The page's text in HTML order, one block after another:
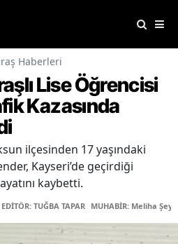
Haberleri
Lise Öğrencisi
Kazasında
ilçesinden 17 yaşındaki
Kayseri’de geçirdiği
kaybetti.
EDİTÖR: TUĞBA TAPAR MUHABİR: Meliha